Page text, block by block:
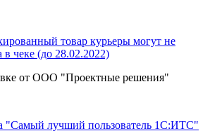
товар курьеры могут не
в чеке (до 28.02.2022)
от ООО "Проектные решения"
"Самый лучший пользователь 1С:ИТС"